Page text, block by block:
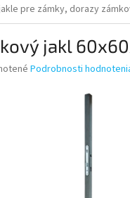
pre zámky, dorazy
jakl
Podrobnosti